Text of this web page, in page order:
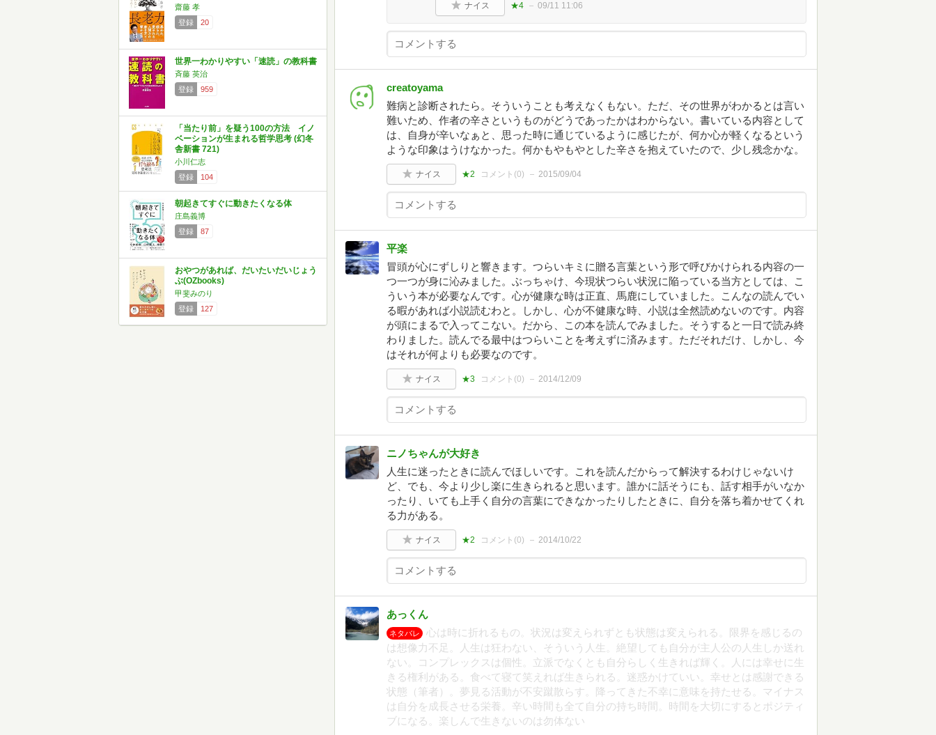
齋藤 孝
登録
20
世界一わかりやすい「速読」の教科書
斉藤 英治
登録
959
「当たり前」を疑う100の方法 イノ
ベーションが生まれる哲学思考 (幻冬
舎新書 721)
小川仁志
登録
104
朝起きてすぐに動きたくなる体
庄島義博
登録
87
おやつがあれば、だいたいだいじょう
ぶ(OZbooks)
甲斐みのり
登録
127
ナイス ★4 09/11 11:06
creatoyama
難病と診断されたら。そういうことも考えなくもない。ただ、その世界がわかるとは言い
難いため、作者の辛さというものがどうであったかはわからない。書いている内容として
は、自身が辛いなぁと、思った時に通じているように感じたが、何か心が軽くなるという
ような印象はうけなかった。何かもやもやとした辛さを抱えていたので、少し残念かな。
ナイス ★2 コメント(0) 2015/09/04
平楽
冒頭が心にずしりと響きます。つらいキミに贈る言葉という形で呼びかけられる内容の一
つ一つが身に沁みました。ぶっちゃけ、今現状つらい状況に陥っている当方としては、こ
ういう本が必要なんです。心が健康な時は正直、馬鹿にしていました。こんなの読んでい
る暇があれば小説読むわと。しかし、心が不健康な時、小説は全然読めないのです。内容
が頭にまるで入ってこない。だから、この本を読んでみました。そうすると一日で読み終
わりました。読んでる最中はつらいことを考えずに済みます。ただそれだけ、しかし、今
はそれが何よりも必要なのです。
ナイス ★3 コメント(0) 2014/12/09
ニノちゃんが大好き
人生に迷ったときに読んでほしいです。これを読んだからって解決するわけじゃないけ
ど、でも、今より少し楽に生きられると思います。誰かに話そうにも、話す相手がいなか
ったり、いても上手く自分の言葉にできなかったりしたときに、自分を落ち着かせてくれ
る力がある。
ナイス ★2 コメント(0) 2014/10/22
あっくん
ネタバレ
心は時に折れるもの。状況は変えられずとも状態は変えられる。限界を感じるの
は想像力不足。人生は狂わない、そういう人生。絶望しても自分が主人公の人生しか送れ
ない。コンプレックスは個性。立派でなくとも自分らしく生きれば輝く。人には幸せに生
きる権利がある。食べて寝て笑えれば生きられる。迷惑かけていい。幸せとは感謝できる
状態（筆者）。夢見る活動が不安蹴散らす。降ってきた不幸に意味を持たせる。マイナス
は自分を成長させる栄養。辛い時間も全て自分の持ち時間。時間を大切にするとポジティ
ブになる。楽しんで生きないのは勿体ない